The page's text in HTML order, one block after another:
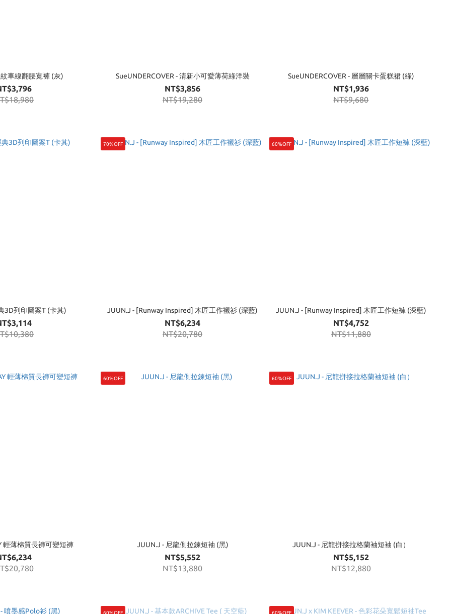
車線翻腰寬褲 (灰) SueUNDERCOVER - 清新小可愛薄荷綠洋裝
NT$3,856
NT$19,280
SueUNDERCOVER - 層層關卡蛋糕裙 (綠)
NT$1,936
NT$9,680
3D列印圖案T (卡其)
70%OFF
JUUN.J - [Runway Inspired] 木匠工作襯衫 (深藍)
NT$6,234
NT$20,780
60%OFF
JUUN.J - [Runway Inspired] 木匠工作短褲 (深藍)
NT$4,752
NT$11,880
輕薄棉質長褲可變短褲
60%OFF
JUUN.J - 尼龍側拉鍊短袖 (黑)
NT$5,552
NT$13,880
60%OFF
JUUN.J - 尼龍拼接拉格蘭袖短袖 (白）
NT$5,152
NT$12,880
60%OFF 60%OFF